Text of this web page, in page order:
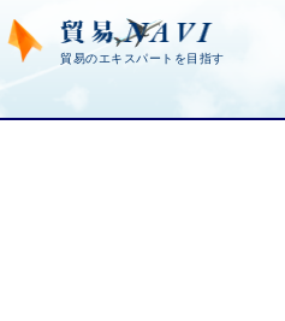
貿易のエキスパートを目指す